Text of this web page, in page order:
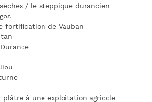
sèches / le steppique durancien
fortification de Vauban
plâtre à une exploitation agricole